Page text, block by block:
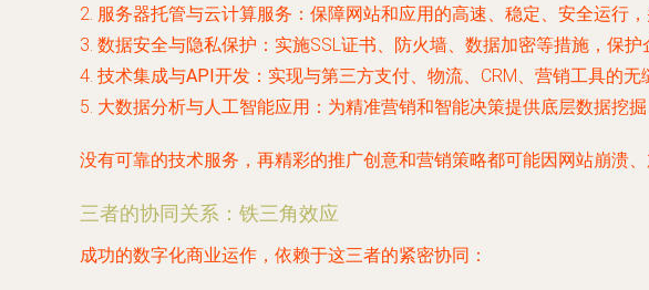
2. 服务器托管与云计算服务 ：保障网站和应用的高速、稳定、安全运行
3. 数据安全与隐私保护 ：实施SSL证书、防火墙、数据加密等措施，保
4. 技术集成与API开发 ：实现与第三方支付、物流、CRM、营销工具的无
5. 大数据分析与人工智能应用 ：为精准营销和智能决策提供底层数据挖
没有可靠的技术服务，再精彩的推广创意和营销策略都可能因网站崩溃
三者的协同关系：铁三角效应
成功的数字化商业运作，依赖于这三者的紧密协同：